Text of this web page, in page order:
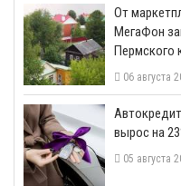
От
МегаФон
Пермского
06 августа
вырос на
05 августа